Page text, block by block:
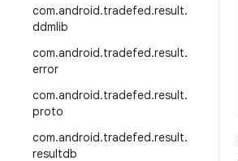
com.android.tradefed.result.
ddmlib
com.android.tradefed.result.
error
com.android.tradefed.result.
proto
com.android.tradefed.result.
resultdb